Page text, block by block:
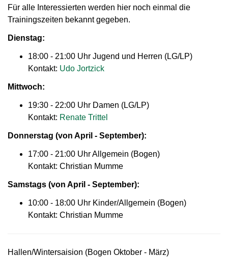
Für alle Interessierten werden hier noch einmal die
Trainingszeiten bekannt gegeben.
Dienstag:
18:00 - 21:00 Uhr Jugend und Herren (LG/LP)
Kontakt: Udo Jortzick
Mittwoch:
19:30 - 22:00 Uhr Damen (LG/LP)
Kontakt: Renate Trittel
Donnerstag (von April - September):
17:00 - 21:00 Uhr Allgemein (Bogen)
Kontakt: Christian Mumme
Samstags (von April - September):
10:00 - 18:00 Uhr Kinder/Allgemein (Bogen)
Kontakt: Christian Mumme
Hallen/Wintersaision (Bogen Oktober - März)